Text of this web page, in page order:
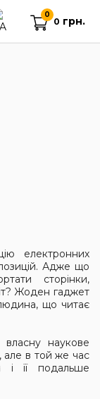
0
0 грн.
електронних
Адже що
сторінки,
Жоден гаджет
що читає
наукове
але в той же час
і її подальше